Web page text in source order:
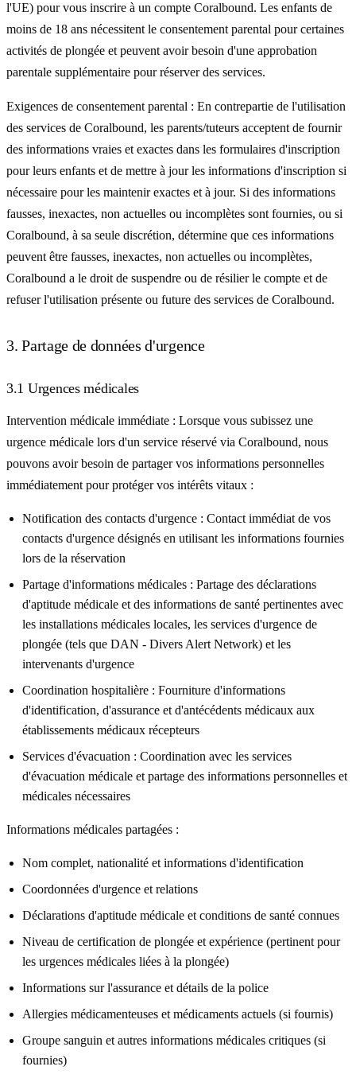
l'UE) pour vous inscrire à un compte Coralbound. Les enfants de
moins de 18 ans nécessitent le consentement parental pour certaines
activités de plongée et peuvent avoir besoin d'une approbation
parentale supplémentaire pour réserver des services.
Exigences de consentement parental : En contrepartie de l'utilisation
des services de Coralbound, les parents/tuteurs acceptent de fournir
des informations vraies et exactes dans les formulaires d'inscription
pour leurs enfants et de mettre à jour les informations d'inscription si
nécessaire pour les maintenir exactes et à jour. Si des informations
fausses, inexactes, non actuelles ou incomplètes sont fournies, ou si
Coralbound, à sa seule discrétion, détermine que ces informations
peuvent être fausses, inexactes, non actuelles ou incomplètes,
Coralbound a le droit de suspendre ou de résilier le compte et de
refuser l'utilisation présente ou future des services de Coralbound.
3. Partage de données d'urgence
3.1 Urgences médicales
Intervention médicale immédiate : Lorsque vous subissez une
urgence médicale lors d'un service réservé via Coralbound, nous
pouvons avoir besoin de partager vos informations personnelles
immédiatement pour protéger vos intérêts vitaux :
Notification des contacts d'urgence : Contact immédiat de vos
contacts d'urgence désignés en utilisant les informations fournies
lors de la réservation
Partage d'informations médicales : Partage des déclarations
d'aptitude médicale et des informations de santé pertinentes avec
les installations médicales locales, les services d'urgence de
plongée (tels que DAN - Divers Alert Network) et les
intervenants d'urgence
Coordination hospitalière : Fourniture d'informations
d'identification, d'assurance et d'antécédents médicaux aux
établissements médicaux récepteurs
Services d'évacuation : Coordination avec les services
d'évacuation médicale et partage des informations personnelles et
médicales nécessaires
Informations médicales partagées :
Nom complet, nationalité et informations d'identification
Coordonnées d'urgence et relations
Déclarations d'aptitude médicale et conditions de santé connues
Niveau de certification de plongée et expérience (pertinent pour
les urgences médicales liées à la plongée)
Informations sur l'assurance et détails de la police
Allergies médicamenteuses et médicaments actuels (si fournis)
Groupe sanguin et autres informations médicales critiques (si
fournies)